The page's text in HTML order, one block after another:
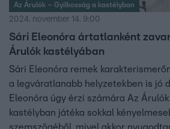
Az Árulók – Gyilkosság a kastélyban
2024. november 14. 9:00
Sári Eleonóra ártatlanként
Árulók kastélyában
Sári Eleonóra remek
a legváratlanabb helyzetekben is jó
Eleonóra úgy érzi számára Az
kastélyban játéka sokkal
szemszögéből, mivel akkor